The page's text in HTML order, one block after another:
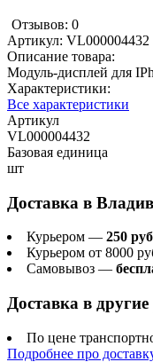
Отзывов: 0
Артикул: VL000004432
Описание товара:
Модуль-дисплей для
Характеристики:
Все характеристики
Артикул
VL000004432
Базовая единица
шт
Доставка в
Курьером — 250
Курьером от 8000
Самовывоз —
Доставка в
По цене
Подробнее про